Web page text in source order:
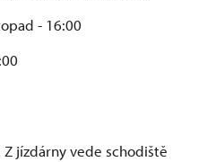
- 16:00
jízdárny vede schodiště